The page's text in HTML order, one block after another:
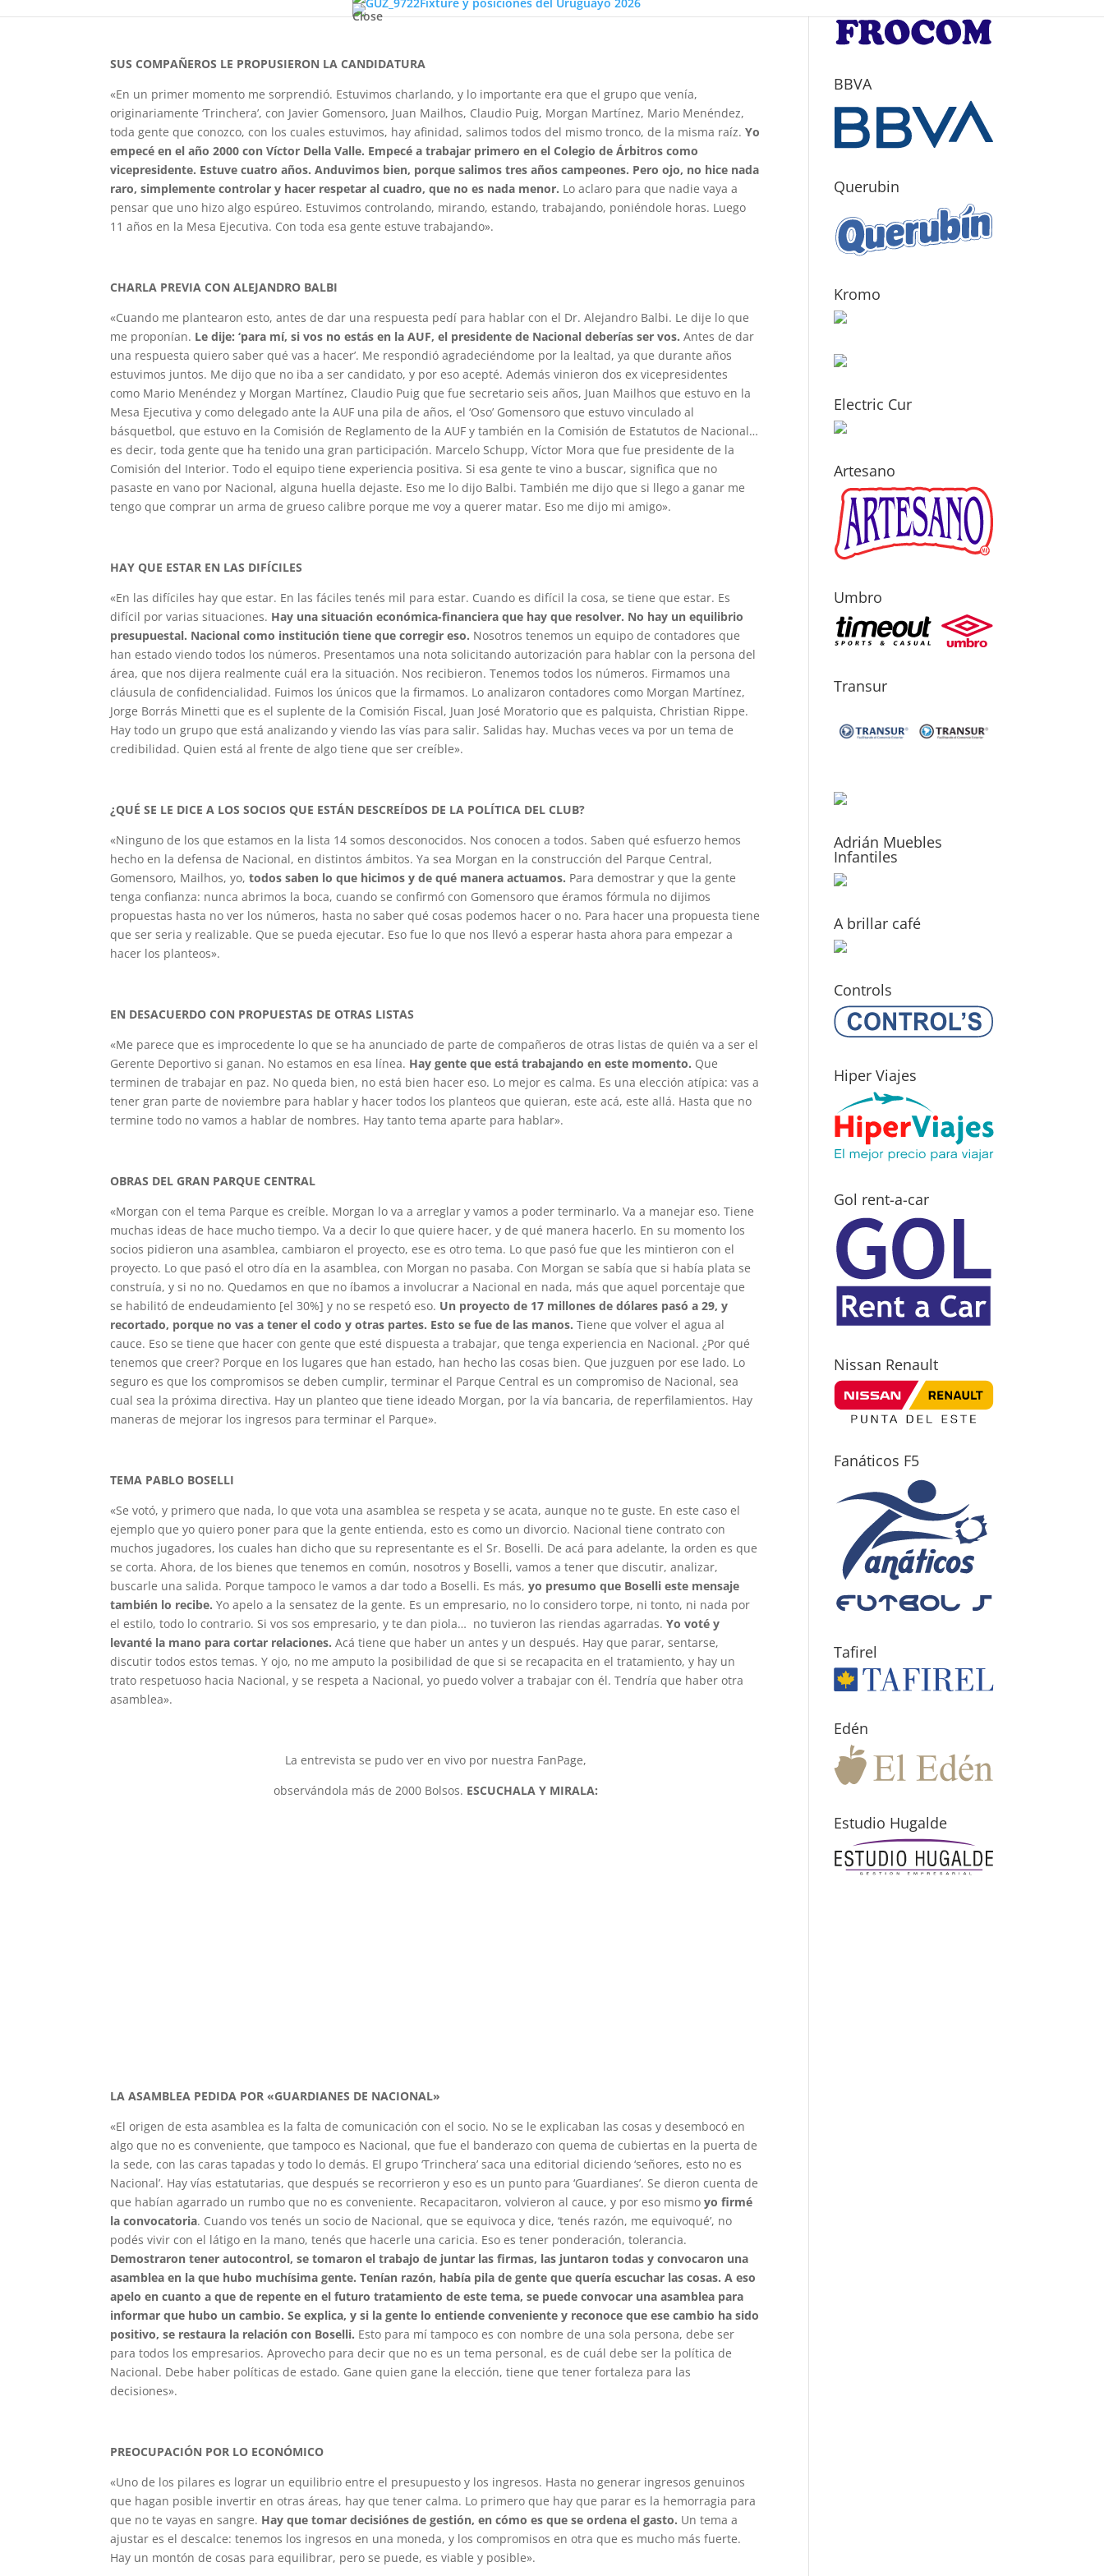
Close
SUS COMPAÑEROS LE PROPUSIERON LA CANDIDATURA
«En un primer momento me sorprendió. Estuvimos charlando, y lo importante era que el grupo que venía,
originariamente ‘Trinchera’, con Javier Gomensoro, Juan Mailhos, Claudio Puig, Morgan Martínez, Mario Menéndez,
toda gente que conozco, con los cuales estuvimos, hay afinidad, salimos todos del mismo tronco, de la misma raíz.Yo
empecé en el año 2000 con Víctor Della Valle. Empecé a trabajar primero en el Colegio de Árbitros como
vicepresidente. Estuve cuatro años. Anduvimos bien, porque salimos tres años campeones. Pero ojo, no hice nada
raro, simplemente controlar y hacer respetar al cuadro, que no es nada menor. Lo aclaro para que nadie vaya a
pensar que uno hizo algo espúreo. Estuvimos controlando, mirando, estando, trabajando, poniéndole horas. Luego
11 años en la Mesa Ejecutiva. Con toda esa gente estuve trabajando».
CHARLA PREVIA CON ALEJANDRO BALBI
«Cuando me plantearon esto, antes de dar una respuesta pedí para hablar con el Dr. Alejandro Balbi. Le dije lo que
me proponían. Le dije: ‘para mí, si vos no estás en la AUF, el presidente de Nacional deberías ser vos. Antes de dar
una respuesta quiero saber qué vas a hacer’. Me respondió agradeciéndome por la lealtad, ya que durante años
estuvimos juntos. Me dijo que no iba a ser candidato, y por eso acepté. Además vinieron dos ex vicepresidentes
como Mario Menéndez y Morgan Martínez, Claudio Puig que fue secretario seis años, Juan Mailhos que estuvo en la
Mesa Ejecutiva y como delegado ante la AUF una pila de años, el ‘Oso’ Gomensoro que estuvo vinculado al
básquetbol, que estuvo en la Comisión de Reglamento de la AUF y también en la Comisión de Estatutos de Nacional…
es decir, toda gente que ha tenido una gran participación. Marcelo Schupp, Víctor Mora que fue presidente de la
Comisión del Interior. Todo el equipo tiene experiencia positiva. Si esa gente te vino a buscar, significa que no
pasaste en vano por Nacional, alguna huella dejaste. Eso me lo dijo Balbi. También me dijo que si llego a ganar me
tengo que comprar un arma de grueso calibre porque me voy a querer matar. Eso me dijo mi amigo».
HAY QUE ESTAR EN LAS DIFÍCILES
«En las difíciles hay que estar. En las fáciles tenés mil para estar. Cuando es difícil la cosa, se tiene que estar. Es
difícil por varias situaciones. Hay una situación económica-financiera que hay que resolver. No hay un equilibrio
presupuestal. Nacional como institución tiene que corregir eso. Nosotros tenemos un equipo de contadores que
han estado viendo todos los números. Presentamos una nota solicitando autorización para hablar con la persona del
área, que nos dijera realmente cuál era la situación. Nos recibieron. Tenemos todos los números. Firmamos una
cláusula de confidencialidad. Fuimos los únicos que la firmamos. Lo analizaron contadores como Morgan Martínez,
Jorge Borrás Minetti que es el suplente de la Comisión Fiscal, Juan José Moratorio que es palquista, Christian Rippe.
Hay todo un grupo que está analizando y viendo las vías para salir. Salidas hay. Muchas veces va por un tema de
credibilidad. Quien está al frente de algo tiene que ser creíble».
¿QUÉ SE LE DICE A LOS SOCIOS QUE ESTÁN DESCREÍDOS DE LA POLÍTICA DEL CLUB?
«Ninguno de los que estamos en la lista 14 somos desconocidos. Nos conocen a todos. Saben qué esfuerzo hemos
hecho en la defensa de Nacional, en distintos ámbitos. Ya sea Morgan en la construcción del Parque Central,
Gomensoro, Mailhos, yo,todos saben lo que hicimos y de qué manera actuamos. Para demostrar y que la gente
tenga confianza: nunca abrimos la boca, cuando se confirmó con Gomensoro que éramos fórmula no dijimos
propuestas hasta no ver los números, hasta no saber qué cosas podemos hacer o no. Para hacer una propuesta tiene
que ser seria y realizable. Que se pueda ejecutar. Eso fue lo que nos llevó a esperar hasta ahora para empezar a
hacer los planteos».
EN DESACUERDO CON PROPUESTAS DE OTRAS LISTAS
«Me parece que es improcedente lo que se ha anunciado de parte de compañeros de otras listas de quién va a ser el
Gerente Deportivo si ganan. No estamos en esa línea. Hay gente que está trabajando en este momento. Que
terminen de trabajar en paz. No queda bien, no está bien hacer eso. Lo mejor es calma. Es una elección atípica: vas a
tener gran parte de noviembre para hablar y hacer todos los planteos que quieran, este acá, este allá. Hasta que no
termine todo no vamos a hablar de nombres. Hay tanto tema aparte para hablar».
OBRAS DEL GRAN PARQUE CENTRAL
«Morgan con el tema Parque es creíble. Morgan lo va a arreglar y vamos a poder terminarlo. Va a manejar eso. Tiene
muchas ideas de hace mucho tiempo. Va a decir lo que quiere hacer, y de qué manera hacerlo. En su momento los
socios pidieron una asamblea, cambiaron el proyecto, ese es otro tema. Lo que pasó fue que les mintieron con el
proyecto. Lo que pasó el otro día en la asamblea, con Morgan no pasaba. Con Morgan se sabía que si había plata se
construía, y si no no. Quedamos en que no íbamos a involucrar a Nacional en nada, más que aquel porcentaje que
se habilitó de endeudamiento [el 30%] y no se respetó eso. Un proyecto de 17 millones de dólares pasó a 29, y
recortado, porque no vas a tener el codo y otras partes. Esto se fue de las manos. Tiene que volver el agua al
cauce. Eso se tiene que hacer con gente que esté dispuesta a trabajar, que tenga experiencia en Nacional. ¿Por qué
tenemos que creer? Porque en los lugares que han estado, han hecho las cosas bien. Que juzguen por ese lado. Lo
seguro es que los compromisos se deben cumplir, terminar el Parque Central es un compromiso de Nacional, sea
cual sea la próxima directiva. Hay un planteo que tiene ideado Morgan, por la vía bancaria, de reperfilamientos. Hay
maneras de mejorar los ingresos para terminar el Parque».
TEMA PABLO BOSELLI
«Se votó, y primero que nada, lo que vota una asamblea se respeta y se acata, aunque no te guste. En este caso el
ejemplo que yo quiero poner para que la gente entienda, esto es como un divorcio. Nacional tiene contrato con
muchos jugadores, los cuales han dicho que su representante es el Sr. Boselli. De acá para adelante, la orden es que
se corta. Ahora, de los bienes que tenemos en común, nosotros y Boselli, vamos a tener que discutir, analizar,
buscarle una salida. Porque tampoco le vamos a dar todo a Boselli. Es más,yo presumo que Boselli este mensaje
también lo recibe. Yo apelo a la sensatez de la gente. Es un empresario, no lo considero torpe, ni tonto, ni nada por
el estilo, todo lo contrario. Si vos sos empresario, y te dan piola… no tuvieron las riendas agarradas.Yo voté y
levanté la mano para cortar relaciones. Acá tiene que haber un antes y un después. Hay que parar, sentarse,
discutir todos estos temas. Y ojo, no me amputo la posibilidad de que si se recapacita en el tratamiento, y hay un
trato respetuoso hacia Nacional, y se respeta a Nacional, yo puedo volver a trabajar con él. Tendría que haber otra
asamblea».
La entrevista se pudo ver en vivo por nuestra FanPage,
observándola más de 2000 Bolsos. ESCUCHALA Y MIRALA:
LA ASAMBLEA PEDIDA POR «GUARDIANES DE NACIONAL»
«El origen de esta asamblea es la falta de comunicación con el socio. No se le explicaban las cosas y desembocó en
algo que no es conveniente, que tampoco es Nacional, que fue el banderazo con quema de cubiertas en la puerta de
la sede, con las caras tapadas y todo lo demás. El grupo ‘Trinchera’ saca una editorial diciendo ‘señores, esto no es
Nacional’. Hay vías estatutarias, que después se recorrieron y eso es un punto para ‘Guardianes’. Se dieron cuenta de
que habían agarrado un rumbo que no es conveniente. Recapacitaron, volvieron al cauce, y por eso mismoyo firmé
la convocatoria. Cuando vos tenés un socio de Nacional, que se equivoca y dice, ‘tenés razón, me equivoqué’, no
podés vivir con el látigo en la mano, tenés que hacerle una caricia. Eso es tener ponderación, tolerancia.
Demostraron tener autocontrol, se tomaron el trabajo de juntar las firmas, las juntaron todas y convocaron una
asamblea en la que hubo muchísima gente. Tenían razón, había pila de gente que quería escuchar las cosas. A eso
apelo en cuanto a que de repente en el futuro tratamiento de este tema, se puede convocar una asamblea para
informar que hubo un cambio. Se explica, y si la gente lo entiende conveniente y reconoce que ese cambio ha sido
positivo, se restaura la relación con Boselli. Esto para mí tampoco es con nombre de una sola persona, debe ser
para todos los empresarios. Aprovecho para decir que no es un tema personal, es de cuál debe ser la política de
Nacional. Debe haber políticas de estado. Gane quien gane la elección, tiene que tener fortaleza para las
decisiones».
PREOCUPACIÓN POR LO ECONÓMICO
«Uno de los pilares es lograr un equilibrio entre el presupuesto y los ingresos. Hasta no generar ingresos genuinos
que hagan posible invertir en otras áreas, hay que tener calma. Lo primero que hay que parar es la hemorragia para
que no te vayas en sangre. Hay que tomar decisiónes de gestión, en cómo es que se ordena el gasto. Un tema a
ajustar es el descalce: tenemos los ingresos en una moneda, y los compromisos en otra que es mucho más fuerte.
Hay un montón de cosas para equilibrar, pero se puede, es viable y posible».
BBVA
Querubin
Kromo
Electric Cur
Artesano
Umbro
Transur
Adrián Muebles
Infantiles
A brillar café
Controls
Hiper Viajes
Gol rent-a-car
Nissan Renault
Fanáticos F5
Tafirel
Edén
Estudio Hugalde